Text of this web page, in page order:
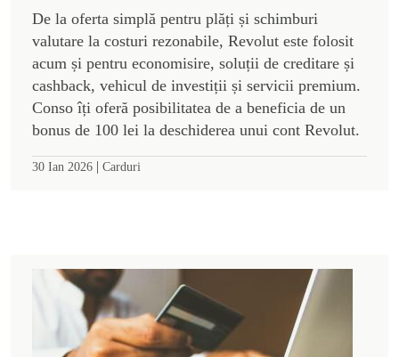
De la oferta simplă pentru plăți și schimburi
valutare la costuri rezonabile, Revolut este folosit
acum și pentru economisire, soluții de creditare și
cashback, vehicul de investiții și servicii premium.
Conso îți oferă posibilitatea de a beneficia de un
bonus de 100 lei la deschiderea unui cont Revolut.
30 Ian 2026 | Carduri